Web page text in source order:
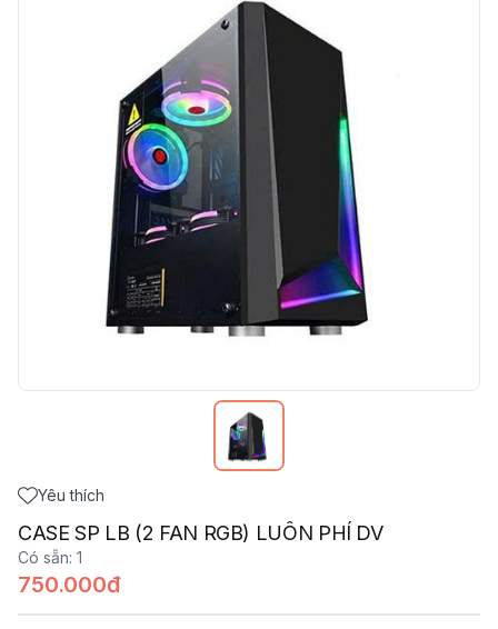
Yêu thích
CASE SP LB (2 FAN RGB) LUÔN PHÍ DV
Có sẵn: 1
750.000đ